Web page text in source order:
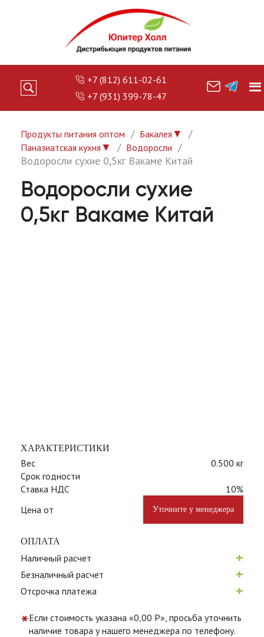
+7 (812) 611-02-61
+7 (931) 399-78-47
Продукты питания оптом Бакалея ▼
Паназиатская кухня ▼ Водоросли
Водоросли сухие 0,5кг Вакаме Китай
Водоросли сухие
0,5кг Вакаме Китай
ХАРАКТЕРИСТИКИ
Вес
0.500 кг
Срок годности
Ставка НДС
10%
Цена от
Уточните у менеджера
ОПЛАТА
Наличный расчет +
Безналичный расчет +
Отсрочка платежа +
*Если стоимость указана «0,00 Р», просьба уточнить
наличие товара у нашего менеджера по телефону.